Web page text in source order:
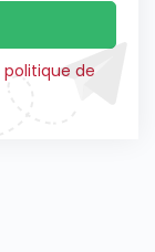
politique de